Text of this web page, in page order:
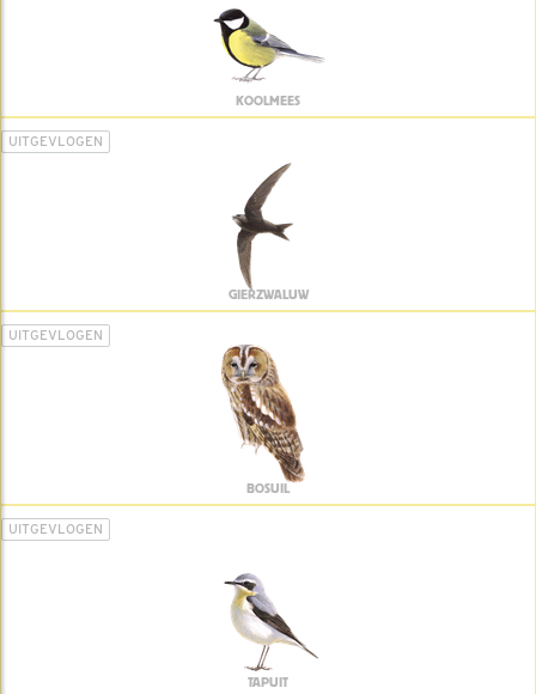
KOOLMEES
UITGEVLOGEN
GIERZWALUW
UITGEVLOGEN
BOSUIL
UITGEVLOGEN
TAPUIT